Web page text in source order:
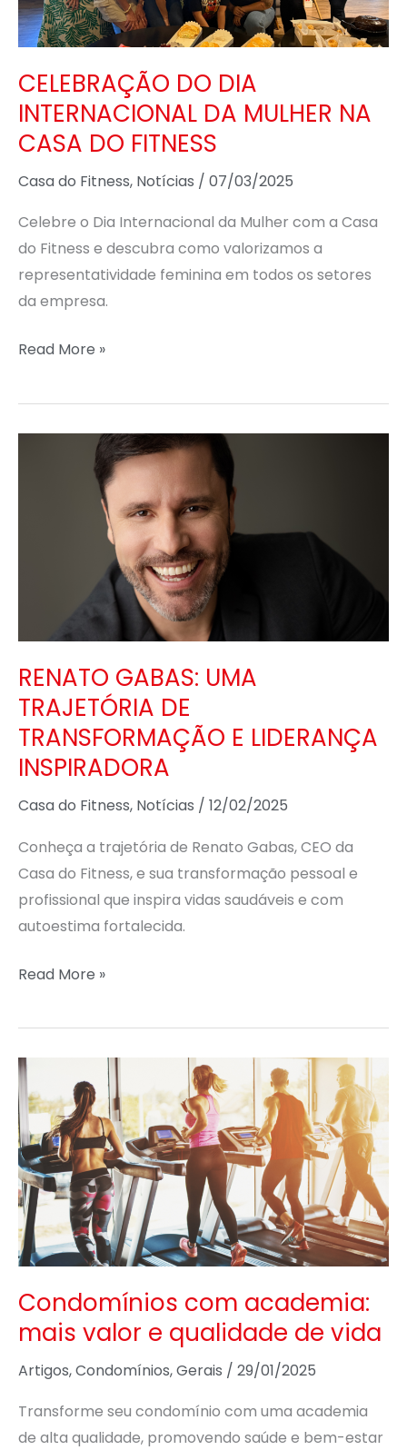
CELEBRAÇÃO DO DIA
INTERNACIONAL DA MULHER NA
CASA DO FITNESS
Casa do Fitness, Notícias / 07/03/2025
Celebre o Dia Internacional da Mulher com a Casa
do Fitness e descubra como valorizamos a
representatividade feminina em todos os setores
da empresa.
NA
CASA
FITNESS
Read More »
RENATO GABAS: UMA
TRAJETÓRIA DE
TRANSFORMAÇÃO E LIDERANÇA
INSPIRADORA
Casa do Fitness, Notícias / 12/02/2025
Conheça a trajetória de Renato Gabas, CEO da
Casa do Fitness, e sua transformação pessoal e
profissional que inspira vidas saudáveis e com
autoestima fortalecida.
TRANSFORMAÇÃO
LIDERANÇA
Read More »
Condomínios com academia:
mais valor e qualidade de vida
Artigos,Condomínios,Gerais / 29/01/2025
Transforme seu condomínio com uma academia
de alta qualidade, promovendo saúde e bem-estar
Condomínios
com
academia:
mais
valor
e
qualidade
de